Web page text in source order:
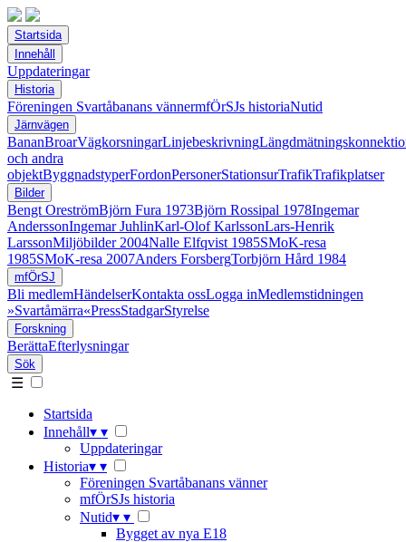
Startsida
Innehåll
Uppdateringar
Historia
Föreningen Svartåbanans vännermfÖrSJs historiaNutid
Järnvägen
BananBroarVägkorsningarLinjebeskrivning
och andra
objektByggnadstyperFordonPersonerStationsurTrafikTrafikplatser
Bilder
Bengt OreströmBjörn Fura 1973Björn Rossipal 1978Ingemar
AnderssonIngemar JuhlinKarl-Olof KarlssonLars-Henrik
LarssonMiljöbilder 2004Nalle Elfqvist 1985SMoK-resa
1985SMoK-resa 2007Anders ForsbergTorbjörn Hård 1984
mfÖrSJ
Bli medlemHändelserKontakta ossLogga inMedlemstidningen
»Svartåmärra«PressStadgarStyrelse
Forskning
BerättaEfterlysningar
Sök
☰
Startsida
Innehåll▾ ▾
Uppdateringar
Historia▾ ▾
Föreningen Svartåbanans vänner
mfÖrSJs historia
Nutid▾ ▾
Bygget av nya E18